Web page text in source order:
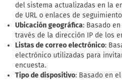
del sistema actualizadas en la
de URL o enlaces de
Ubicación geográfica: Basado
través de la dirección IP de los
Listas de correo electrónico:
electrónico utilizadas para
encuesta.
Tipo de dispositivo: Basado en